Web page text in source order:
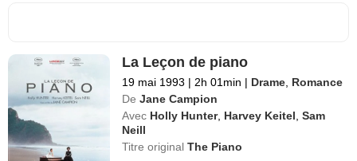
La Leçon de piano
19 mai 1993 | 2h 01min | Drame Romance
De Jane Campion
Avec Holly Hunter, Harvey Keitel ,Sam
Neill
Titre originalThe Piano